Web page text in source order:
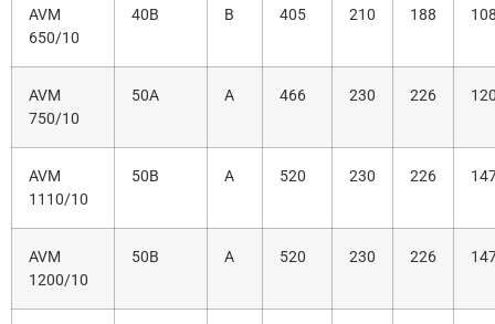
AVM
650/10
40B B 405 210 188
AVM
750/10
50A A 466 230 226
AVM
1110/10
50B A 520 230 226
AVM
1200/10
50B A 520 230 226